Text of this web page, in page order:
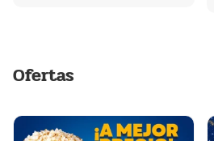
Ofertas